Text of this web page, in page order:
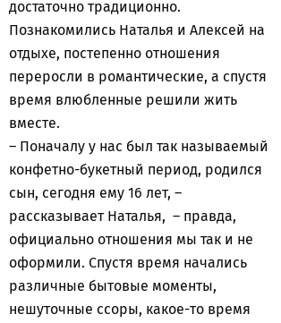
достаточно традиционно.
Познакомились Наталья и Алексей на
отдыхе, постепенно отношения
переросли в романтические, а спустя
время влюбленные решили жить
вместе.
– Поначалу у нас был так называемый
конфетно-букетный период, родился
сын, сегодня ему 16 лет, –
рассказывает Наталья, – правда,
официально отношения мы так и не
оформили. Спустя время начались
различные бытовые моменты,
нешуточные ссоры, какое-то время